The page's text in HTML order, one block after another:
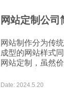
网站定制公
网站制作分为传
成型的网站样式
网站定制，虽然
述定制型网站的优势。 1、定制型网站可以根据用户需
Date: 2024.5.20